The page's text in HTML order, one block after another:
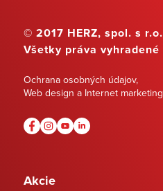
© 2017 HERZ, spol. s r.o.
Všetky práva vyhradené
Ochrana osobných údajov,
Web design a Internet marketing
Akcie